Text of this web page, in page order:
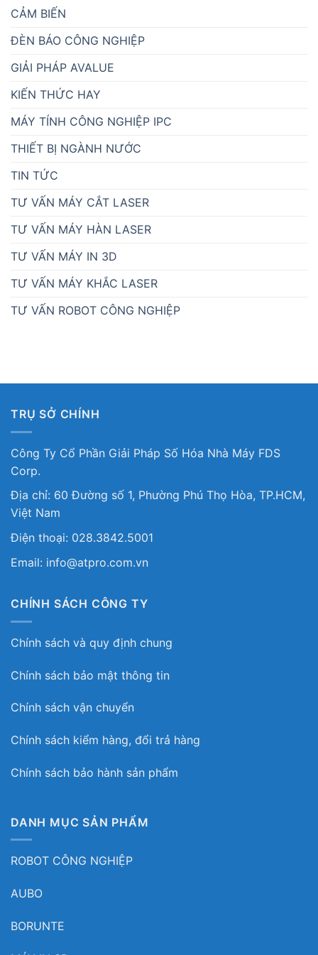
CẢM BIẾN
ĐÈN BÁO CÔNG NGHIỆP
GIẢI PHÁP AVALUE
KIẾN THỨC HAY
MÁY TÍNH CÔNG NGHIỆP IPC
THIẾT BỊ NGÀNH NƯỚC
TIN TỨC
TƯ VẤN MÁY CẮT LASER
TƯ VẤN MÁY HÀN LASER
TƯ VẤN MÁY IN 3D
TƯ VẤN MÁY KHẮC LASER
TƯ VẤN ROBOT CÔNG NGHIỆP
TRỤ SỞ CHÍNH
Công Ty Cổ Phần Giải Pháp Số Hóa Nhà Máy FDS
Corp.
Địa chỉ: 60 Đường số 1, Phường Phú Thọ Hòa, TP.HCM,
Việt Nam
Điện thoại: 028.3842.5001
Email: info@atpro.com.vn
CHÍNH SÁCH CÔNG TY
Chính sách và quy định chung
Chính sách bảo mật thông tin
Chính sách vận chuyển
Chính sách kiểm hàng, đổi trả hàng
Chính sách bảo hành sản phẩm
DANH MỤC SẢN PHẨM
ROBOT CÔNG NGHIỆP
AUBO
BORUNTE